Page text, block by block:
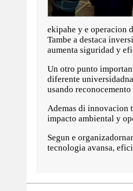
ekipahe y e operacion
Tambe a destaca
aumenta siguridad y
Un otro punto
diferente
usando
Ademas di innovacion
impacto ambiental y
Segun e
tecnologia avansa,